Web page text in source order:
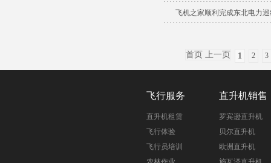
飞机之家顺利完成东北电力
首页 上一页 1 2 3
飞行服务
直升机租赁
飞行体验
飞行员培训
直升机销售
罗宾逊直升机
贝尔直升机
欧洲直升机